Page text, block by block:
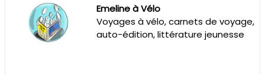
Emeline à Vélo
Voyages à vélo, carnets de voyage,
auto-édition, littérature jeunesse